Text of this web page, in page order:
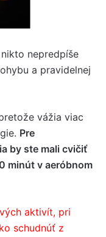
nepredpíše
a pravidelnej
vážia viac
Pre
by ste mali cvičiť
minút v aeróbnom
aktivít, pri
schudnúť z